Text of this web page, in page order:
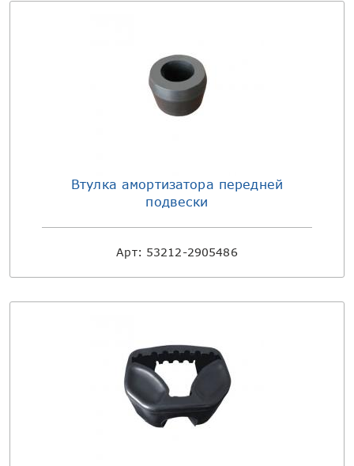
Втулка амортизатора передней
подвески
Арт: 53212-2905486